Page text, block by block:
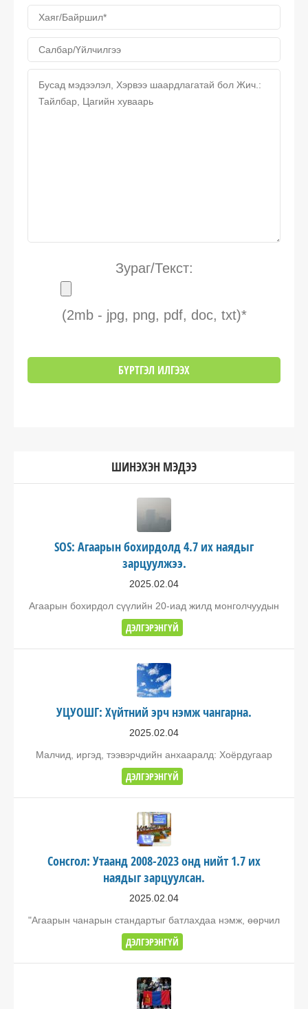
Зураг/Текст:
(2mb - jpg, png, pdf, doc, txt)*
ШИНЭХЭН МЭДЭЭ
SOS: Агаарын бохирдолд 4.7 их наядыг
зарцуулжээ.
2025.02.04
Агаарын бохирдол сүүлийн 20-иад жилд монголчуудын
ДЭЛГЭРЭНГҮЙ
УЦУОШГ: Хүйтний эрч нэмж чангарна.
2025.02.04
Малчид, иргэд, тээвэрчдийн анхааралд: Хоёрдугаар
ДЭЛГЭРЭНГҮЙ
Сонсгол: Утаанд 2008-2023 онд нийт 1.7 их
наядыг зарцуулсан.
2025.02.04
"Агаарын чанарын стандартыг батлахдаа нэмж, өөрчил
ДЭЛГЭРЭНГҮЙ